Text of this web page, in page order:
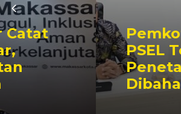
Pemkot Makassar
PSEL Tetap
Penetapan Lokasi